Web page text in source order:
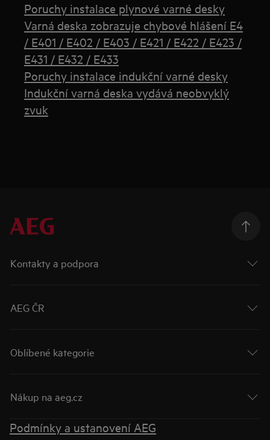
Poruchy instalace plynové varné desky
Varná deska zobrazuje chybové hlášení E4
/ E401 / E402 / E403 / E421 / E422 / E423 /
E431 / E432 / E433
Poruchy instalace indukční varné desky
Indukční varná deska vydává neobvyklý
zvuk
Kontakty a podpora
AEG ČR
Oblíbené kategorie
Nákup na aeg.cz
Podmínky a ustanovení AEG